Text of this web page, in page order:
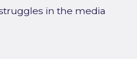
in the media